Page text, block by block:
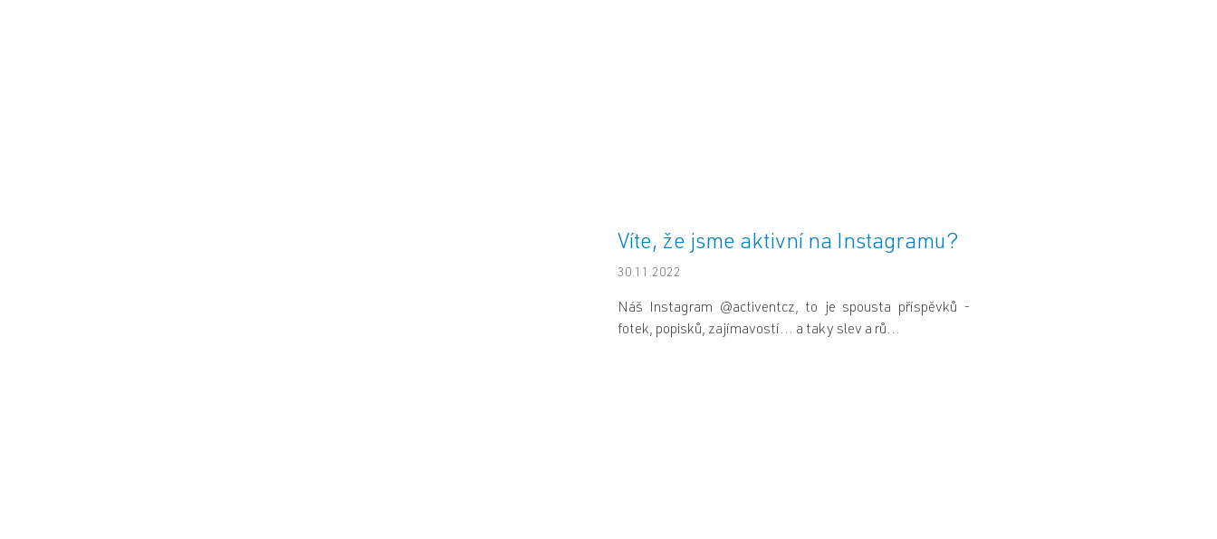
Víte, že jsme aktivní na Instagramu?
30.11.2022
Náš Instagram @activentcz, to je spousta příspěvků -
fotek, popisků, zajímavostí... a taky slev a rů...